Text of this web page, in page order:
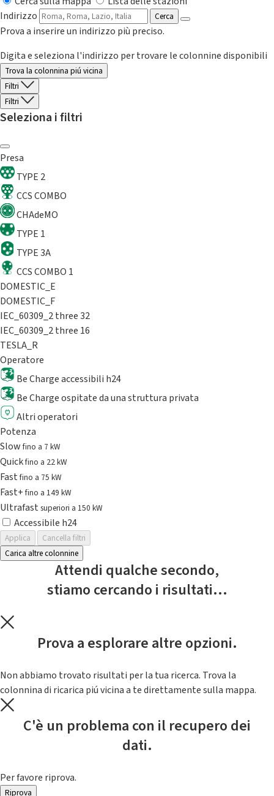
Indirizzo
Cerca
Prova a inserire un indirizzo più preciso.
Digita e seleziona l'indirizzo per trovare le colonnine disponibili
Trova la colonnina piú vicina
Filtri
Filtri
Seleziona i filtri
Presa
TYPE 2
CCS COMBO
CHAdeMO
TYPE 1
TYPE 3A
CCS COMBO 1
DOMESTIC_E
DOMESTIC_F
IEC_60309_2 three 32
IEC_60309_2 three 16
TESLA_R
Operatore
Be Charge accessibili h24
Be Charge ospitate da una struttura privata
Altri operatori
Potenza
Slowfino a 7 kW
Quickfino a 22 kW
Fastfino a 75 kW
Fast+fino a 149 kW
Ultrafast superiori a 150 kW
Accessibile h24
Applica
Cancella filtri
Carica altre colonnine
Attendi qualche secondo,
stiamo cercando i risultati...
Prova a esplorare altre opzioni.
Non abbiamo trovato risultati per la tua ricerca. Trova la
colonnina di ricarica piú vicina a te direttamente sulla mappa.
C'è un problema con il recupero dei
dati.
Per favore riprova.
Riprova